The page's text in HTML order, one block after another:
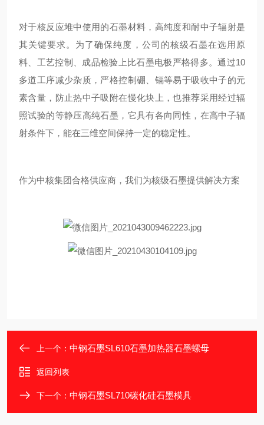
对于核反应堆中使用的石墨材料，高纯度和耐中子辐射是
其关键要求。为了确保纯度，公司的核级石墨在选用原
料、工艺控制、成品检验上比石墨电极严格得多。通过10
多道工序减少杂质，严格控制硼、镉等易于吸收中子的元
素含量，防止热中子吸附在慢化块上，也推荐采用经过辐
照试验的等静压高纯石墨，它具有各向同性，在高中子辐
射条件下，能在三维空间保持一定的稳定性。
作为中核集团合格供应商，我们为核级石墨提供解决方案
上一个： 中钢石墨SL610石墨加热器石墨螺母
返回列表
下一个： 中钢石墨SL710碳化硅石墨模具